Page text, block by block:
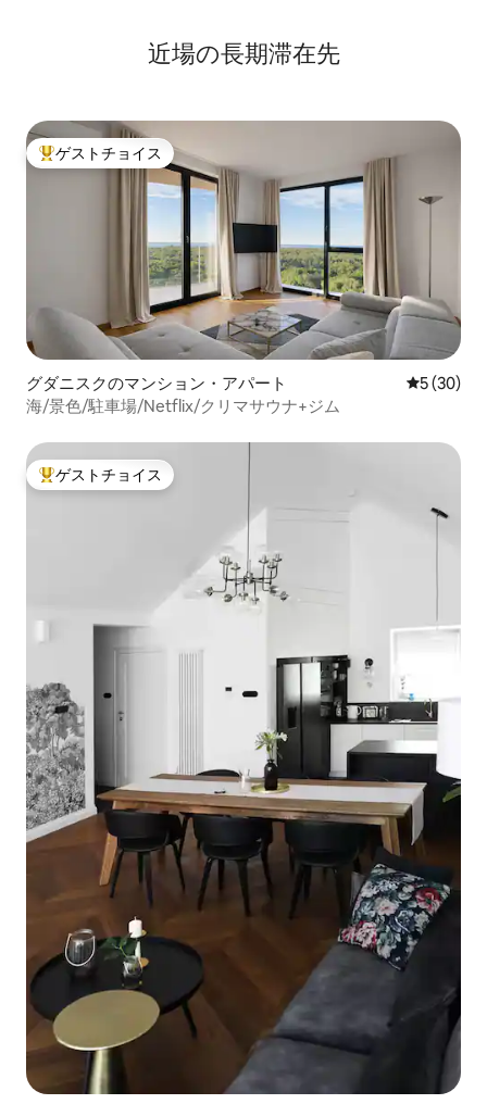
近場の長期滞在先
大好評のゲストチョイスです。
ゲストチョイス
グダニスクのマンション・アパート レビュー
5 (30)
海/景色/駐車場/Netflix/クリマサウナ+ジム
大好評のゲストチョイスです。
ゲストチョイス